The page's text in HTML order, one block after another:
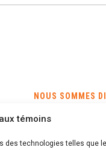
témoins
des technologies telles que
NOUS SOMMES
Montréal
Repentigny